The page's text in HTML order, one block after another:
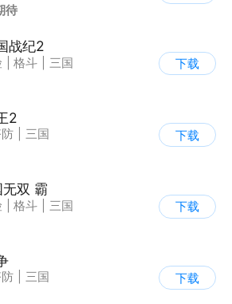
待
战纪2
格斗
三国
下载
2
三国
下载
双 霸
格斗
三国
下载
三国
下载